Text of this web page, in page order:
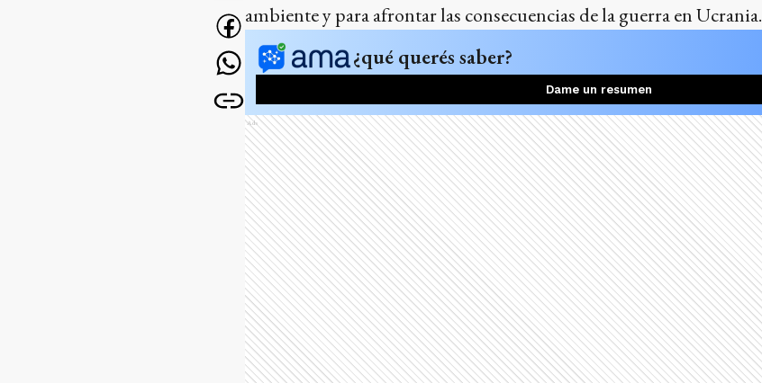
ambiente y para afrontar las consecuencias de la guerra en Ucrania.
¿qué querés saber?
Dame un resumen
Ads